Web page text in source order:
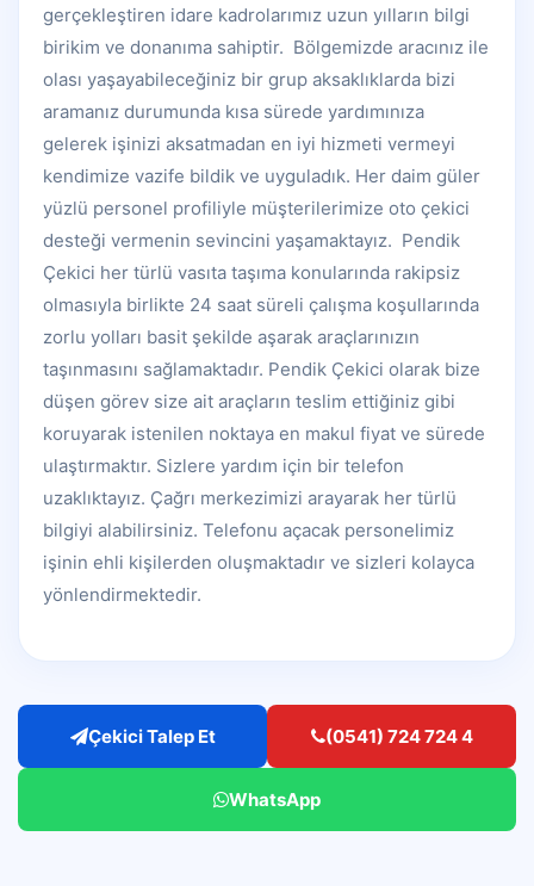
gerçekleştiren idare kadrolarımız uzun yılların bilgi
birikim ve donanıma sahiptir. Bölgemizde aracınız ile
olası yaşayabileceğiniz bir grup aksaklıklarda bizi
aramanız durumunda kısa sürede yardımınıza
gelerek işinizi aksatmadan en iyi hizmeti vermeyi
kendimize vazife bildik ve uyguladık. Her daim güler
yüzlü personel profiliyle müşterilerimize oto çekici
desteği vermenin sevincini yaşamaktayız. Pendik
Çekici her türlü vasıta taşıma konularında rakipsiz
olmasıyla birlikte 24 saat süreli çalışma koşullarında
zorlu yolları basit şekilde aşarak araçlarınızın
taşınmasını sağlamaktadır. Pendik Çekici olarak bize
düşen görev size ait araçların teslim ettiğiniz gibi
koruyarak istenilen noktaya en makul fiyat ve sürede
ulaştırmaktır. Sizlere yardım için bir telefon
uzaklıktayız. Çağrı merkezimizi arayarak her türlü
bilgiyi alabilirsiniz. Telefonu açacak personelimiz
işinin ehli kişilerden oluşmaktadır ve sizleri kolayca
yönlendirmektedir.
Çekici Talep Et (0541) 724 724 4
WhatsApp